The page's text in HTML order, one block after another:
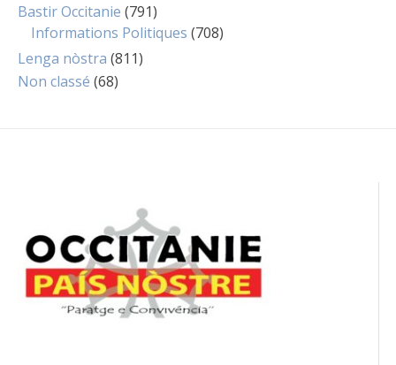
Bastir Occitanie (791)
Informations Politiques (708)
Lenga nòstra (811)
Non classé (68)